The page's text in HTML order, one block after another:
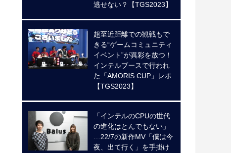
逃せない？【TGS2023】
超至近距離での観戦もで
きる“ゲームコミュニティ
イベント”が異彩を放つ！
インテルブースで行われ
た「AMORIS CUP」レポ
【TGS2023】
「インテルのCPUの世代
の進化はとんでもない」
…22/7の新作MV「僕は今
夜、出て行く」を手掛け